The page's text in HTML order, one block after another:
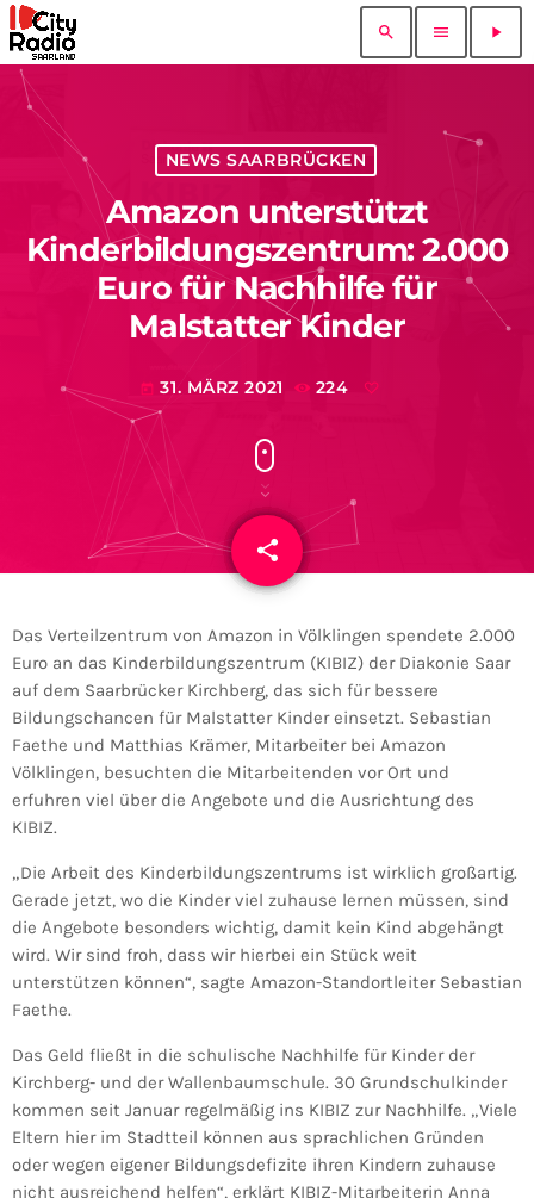
search menu play_arrow
NEWS SAARBRÜCKEN
Amazon unterstützt
Kinderbildungszentrum: 2.000
Euro für Nachhilfe für
Malstatter Kinder
today 31. MÄRZ 2021 224
share
email
Das Verteilzentrum von Amazon in Völklingen spendete 2.000
Euro an das Kinderbildungszentrum (KIBIZ) der Diakonie Saar
auf dem Saarbrücker Kirchberg, das sich für bessere
Bildungschancen für Malstatter Kinder einsetzt. Sebastian
Faethe und Matthias Krämer, Mitarbeiter bei Amazon
Völklingen, besuchten die Mitarbeitenden vor Ort und
erfuhren viel über die Angebote und die Ausrichtung des
KIBIZ.
„Die Arbeit des Kinderbildungszentrums ist wirklich großartig.
Gerade jetzt, wo die Kinder viel zuhause lernen müssen, sind
die Angebote besonders wichtig, damit kein Kind abgehängt
wird. Wir sind froh, dass wir hierbei ein Stück weit
unterstützen können“, sagte Amazon-Standortleiter Sebastian
Faethe.
Das Geld fließt in die schulische Nachhilfe für Kinder der
Kirchberg- und der Wallenbaumschule. 30 Grundschulkinder
kommen seit Januar regelmäßig ins KIBIZ zur Nachhilfe. „Viele
Eltern hier im Stadtteil können aus sprachlichen Gründen
oder wegen eigener Bildungsdefizite ihren Kindern zuhause
nicht ausreichend helfen“, erklärt KIBIZ-Mitarbeiterin Anna